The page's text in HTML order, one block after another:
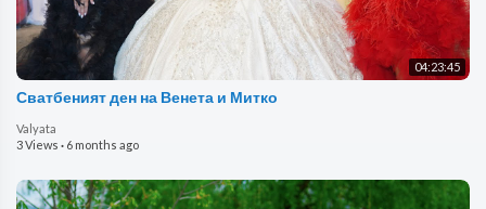
04:23:45
Сватбеният ден на Венета и Митко
Valyata
3 Views · 6 months ago